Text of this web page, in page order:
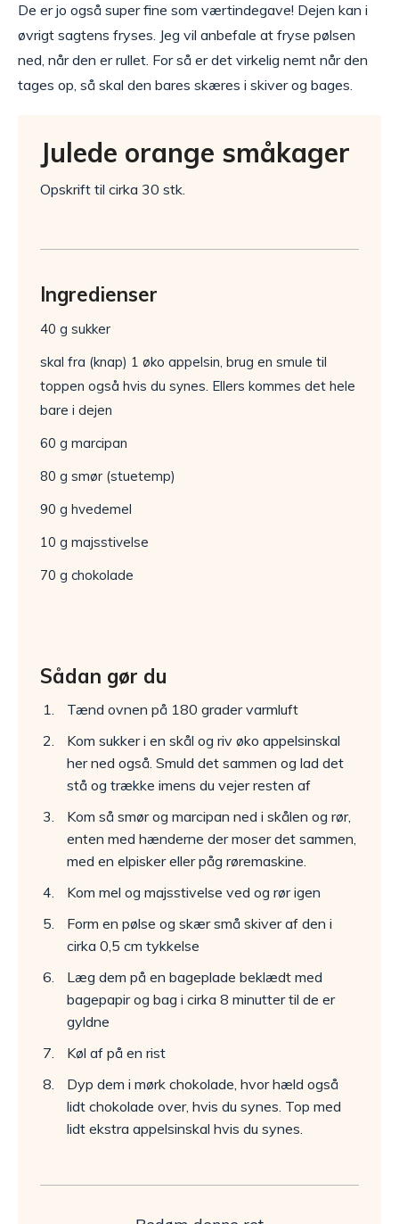
De er jo også super fine som værtindegave! Dejen kan i
øvrigt sagtens fryses. Jeg vil anbefale at fryse pølsen
ned, når den er rullet. For så er det virkelig nemt når den
tages op, så skal den bares skæres i skiver og bages.
Julede orange småkager
Opskrift til cirka 30 stk.
Ingredienser
40 g sukker
skal fra (knap) 1 øko appelsin, brug en smule til
toppen også hvis du synes. Ellers kommes det hele
bare i dejen
60 g marcipan
80 g smør (stuetemp)
90 g hvedemel
10 g majsstivelse
70 g chokolade
Sådan gør du
Tænd ovnen på 180 grader varmluft
Kom sukker i en skål og riv øko appelsinskal
her ned også. Smuld det sammen og lad det
stå og trække imens du vejer resten af
Kom så smør og marcipan ned i skålen og rør,
enten med hænderne der moser det sammen,
med en elpisker eller påg røremaskine.
Kom mel og majsstivelse ved og rør igen
Form en pølse og skær små skiver af den i
cirka 0,5 cm tykkelse
Læg dem på en bageplade beklædt med
bagepapir og bag i cirka 8 minutter til de er
gyldne
Køl af på en rist
Dyp dem i mørk chokolade, hvor hæld også
lidt chokolade over, hvis du synes. Top med
lidt ekstra appelsinskal hvis du synes.